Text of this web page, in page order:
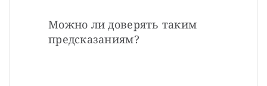
Можно ли доверять таким
предсказаниям?